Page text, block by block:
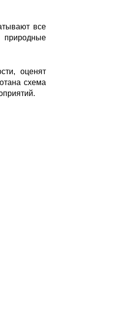
все
природные
оценят
схема